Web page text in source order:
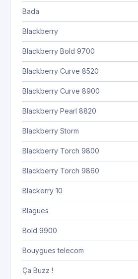
Bada
Blackberry
Blackberry Bold 9700
Blackberry Curve 8520
Blackberry Curve 8900
Blackberry Pearl 8820
Blackberry Storm
Blackberry Torch 9800
Blackberry Torch 9860
Blackerry 10
Blagues
Bold 9900
Bouygues telecom
Ça Buzz !